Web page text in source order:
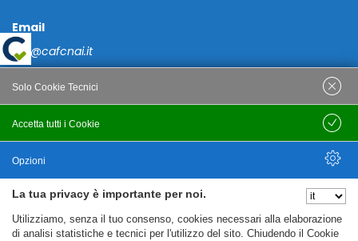
Email
caf@cafcnai.it
Posta Certificata
PRIVACY
Note Legali
La tua privacy è importante per noi.
Utilizziamo, senza il tuo consenso, cookies necessari alla elaborazione
di analisi statistiche e tecnici per l'utilizzo del sito. Chiudendo il Cookie
Accetta tutti i Cookie
Solo Cookie Tecnici
Salva
Opzioni
Nascondi Opzioni